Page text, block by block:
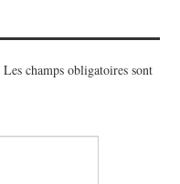
Les champs obligatoires sont